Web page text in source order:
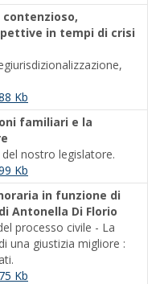
in tempi di crisi
Kb
familiari e la
nostro legislatore.
Kb
in funzione di
Antonella Di Florio
processo civile - La
una giustizia migliore :
Kb